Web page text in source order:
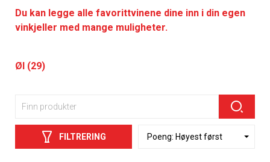
Du kan legge alle favorittvinene dine inn i din egen
vinkjeller med mange muligheter.
Øl (29)
FILTRERING